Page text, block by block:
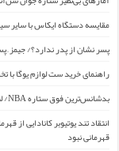
مقایسه دستگاه ایکاس با سایر
پسر نشان از پدر ندارد؟/ جیمز
راهنمای خرید ست لوازم یوگا با
بدشانس‌ترین فوق ستاره NBA/ لنارد باز هم مصدوم شد
قهرمانی نبود